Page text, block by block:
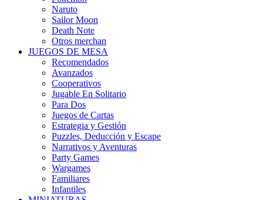
Naruto
Sailor Moon
Death Note
Otros merchan
JUEGOS DE MESA
Recomendados
Avanzados
Cooperativos
Jugable En Solitario
Para Dos
Juegos de Cartas
Estrategia y Gestión
Puzzles, Deducción y Escape
Narrativos y Aventuras
Party Games
Wargames
Familiares
Infantiles